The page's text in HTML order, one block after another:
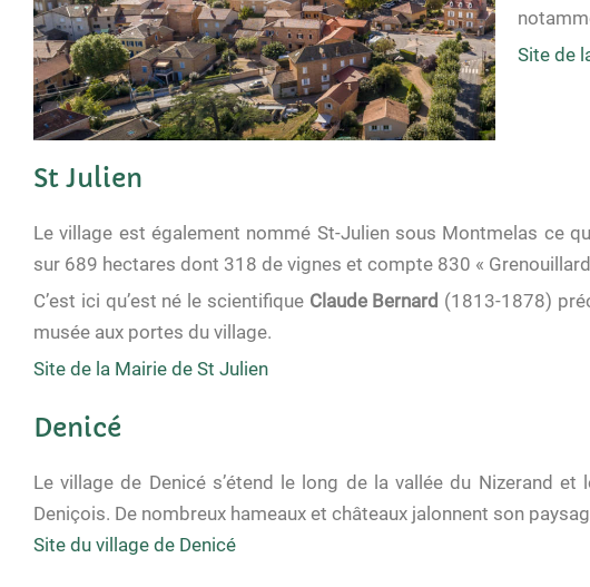
Site de
St Julien
Le village est également nommé St-Julien sous Montmelas ce
sur 689 hectares dont 318 de vignes et compte 830 «
C’est ici qu’est né le scientifique Claude Bernard (1813-1878)
musée aux portes du village.
Site de la Mairie de St Julien
Denicé
Le village de Denicé s’étend le long de la vallée du Nizerand
Deniçois. De nombreux hameaux et châteaux jalonnent son
Site du village de Denicé